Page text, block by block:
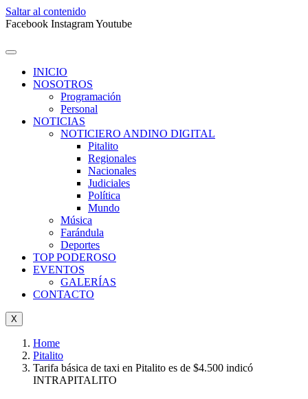
Saltar al contenido
Facebook InstagramYoutube
INICIO
NOSOTROS
Programación
Personal
NOTICIAS
NOTICIERO ANDINO DIGITAL
Pitalito
Regionales
Nacionales
Judiciales
Política
Mundo
Música
Farándula
Deportes
TOP PODEROSO
EVENTOS
GALERÍAS
CONTACTO
X
Home
Pitalito
Tarifa básica de taxi en Pitalito es de $4.500 indicó
INTRAPITALITO